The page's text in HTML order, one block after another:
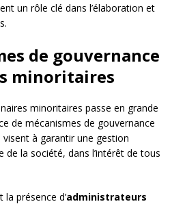
un rôle clé dans l’élaboration et
de gouvernance
minoritaires
minoritaires passe en grande
de mécanismes de gouvernance
à garantir une gestion
la société, dans l’intérêt de tous
présence d’administrateurs